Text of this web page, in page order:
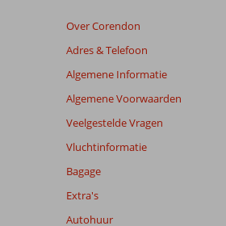
worden
meer
weergegeven
de
relevantie
de
Over Corendon
Adres & Telefoon
Algemene Informatie
Algemene Voorwaarden
Veelgestelde Vragen
Vluchtinformatie
Bagage
Extra's
Autohuur